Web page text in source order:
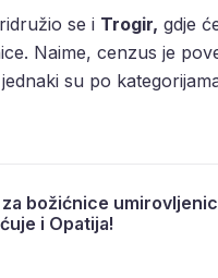
se i Trogir, gdje
Naime, cenzus je
su po
božićnice
i Opatija!